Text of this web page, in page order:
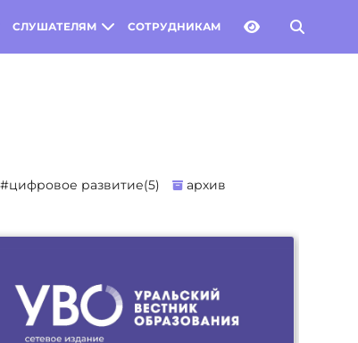
СЛУШАТЕЛЯМ СОТРУДНИКАМ
#цифровое развитие(5) архив